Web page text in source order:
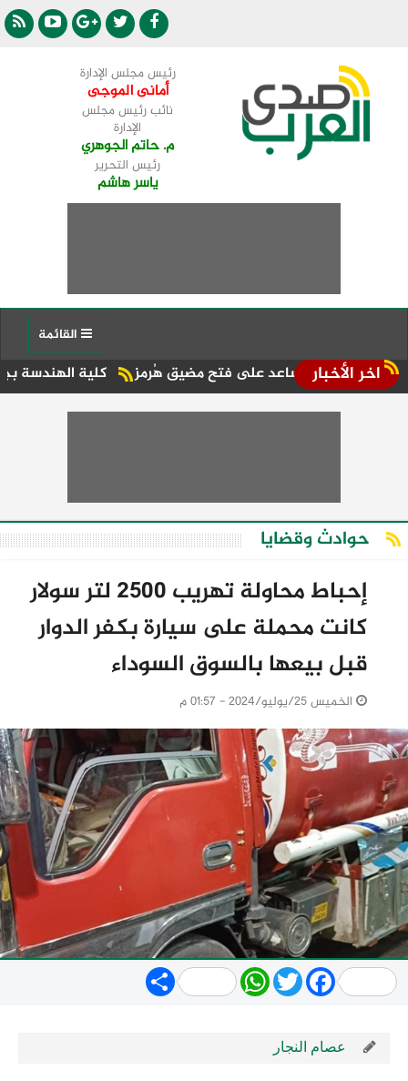
رئيس مجلس الإدارة
أمانى الموجى
نائب رئيس مجلس
الإدارة
م. حاتم الجوهري
رئيس التحرير
ياسر هاشم
اخر الأخبار كلية الهندسة بجامعة تساعد على فتح مضيق هُرمز
حوادث وقضايا
إحباط محاولة تهريب 2500 لتر سولار
كانت محملة على سيارة بكفر الدوار
قبل بيعها بالسوق السوداء
الخميس 25/يوليو/2024 - 01:57 م
Share WhatsApp
TwitterFacebook
عصام النجار